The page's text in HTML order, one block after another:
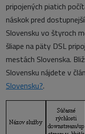
pripojených piatich
náskok pred
Slovensku vo štyroch
šliape na päty DSL
mestách Slovenska.
Slovensku nájdete v
Slovensku?.